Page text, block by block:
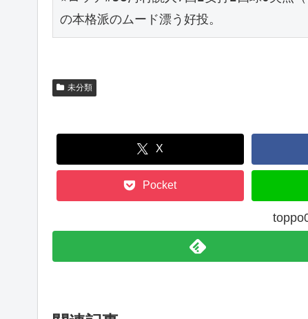
の本格派のムード漂う好投。
未分類
X
Pocket